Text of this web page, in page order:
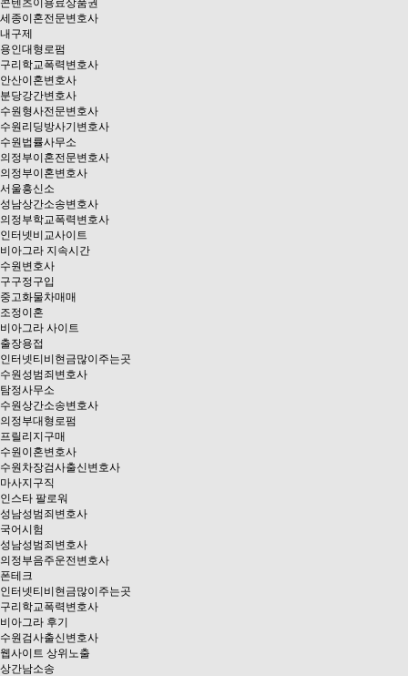
콘텐츠이용료상품권
세종이혼전문변호사
내구제
용인대형로펌
구리학교폭력변호사
안산이혼변호사
분당강간변호사
수원형사전문변호사
수원리딩방사기변호사
수원법률사무소
의정부이혼전문변호사
의정부이혼변호사
서울흥신소
성남상간소송변호사
의정부학교폭력변호사
인터넷비교사이트
비아그라 지속시간
수원변호사
구구정구입
중고화물차매매
조정이혼
비아그라 사이트
출장용접
인터넷티비현금많이주는곳
수원성범죄변호사
탐정사무소
수원상간소송변호사
의정부대형로펌
프릴리지구매
수원이혼변호사
수원차장검사출신변호사
마사지구직
인스타 팔로워
성남성범죄변호사
국어시험
성남성범죄변호사
의정부음주운전변호사
폰테크
인터넷티비현금많이주는곳
구리학교폭력변호사
비아그라 후기
수원검사출신변호사
웹사이트 상위노출
상간남소송